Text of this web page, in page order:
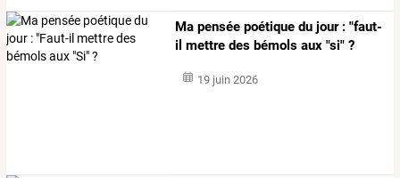
Ma pensée poétique du jour : "faut-
il mettre des bémols aux "si" ?
19 juin 2026